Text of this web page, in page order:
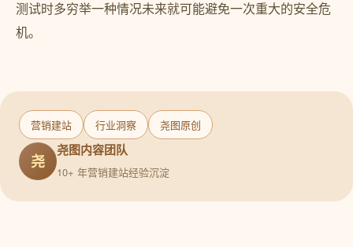
测试时多穷举一种情况未来就可能避免一次重大的安全危
机。
营销建站 行业洞察 尧图原创
尧
尧图内容团队
10+ 年营销建站经验沉淀